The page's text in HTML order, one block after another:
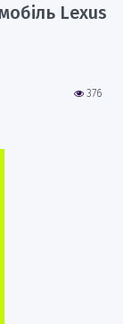
Lexus
376